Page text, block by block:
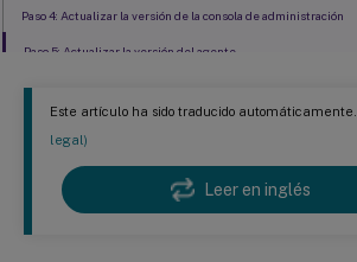
Este artículo ha sido traducido automáticamente.
legal)
Leer en inglés
Paso 4: Actualizar la versión de la consola de administración
Paso 5: Actualizar la versión del agente